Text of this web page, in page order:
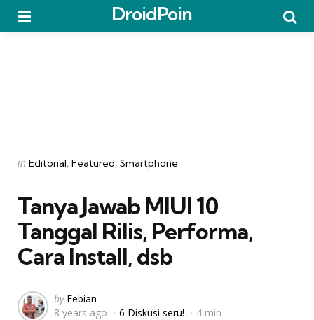
DroidPoin
Categories
Posted
in Editorial Featured Smartphone
Tanya Jawab MIUI 10 
Tanggal Rilis, Performa,
Cara Install, dsb
Posted
by
by Febian
8 years ago
6 Diskusi seru! 4 min